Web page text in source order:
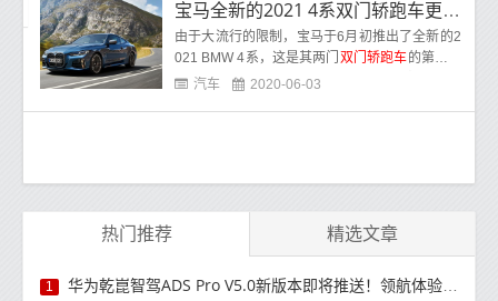
宝马全新的2021 4系双门轿跑车更宽，更高，更长，更大胆
由于大流行的限制，宝马于6月初推出了全新的2
021 BMW 4系，这是其两门 双门轿跑车的第二代
产品，该产品在全球首发，而不是在常规展会上
汽车 2020-06-03
热门推荐 精选文章
1 华为乾崑智驾ADS Pro V5.0新版本即将推送！领航体验升级